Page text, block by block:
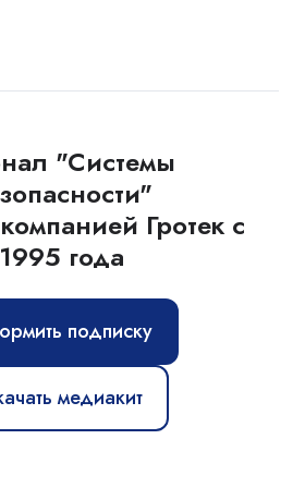
"Системы
Гротек с
1995 года
подписку
медиакит